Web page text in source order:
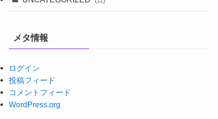
メタ情報
ログイン
投稿フィード
コメントフィード
WordPress.org